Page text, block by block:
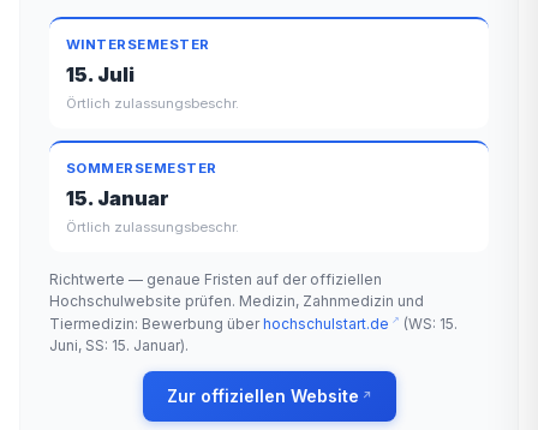
WINTERSEMESTER
15. Juli
Örtlich zulassungsbeschr.
SOMMERSEMESTER
15. Januar
Örtlich zulassungsbeschr.
Richtwerte — genaue Fristen auf der offiziellen
Hochschulwebsite prüfen. Medizin, Zahnmedizin und
Tiermedizin: Bewerbung überhochschulstart.de
(WS: 15.
Juni, SS: 15. Januar).
Zur offiziellen Website